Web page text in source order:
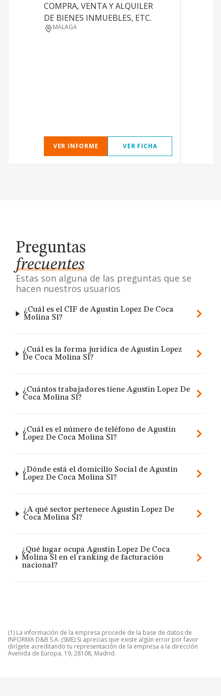
COMPRA, VENTA Y ALQUILER
DE BIENES INMUEBLES, ETC.
MALAGA
VER INFORME VER FICHA
Preguntas
frecuentes
Estas son alguna de las preguntas que se
hacen nuestros usuarios
¿Cuál es el CIF de Agustin Lopez De Coca
Molina Sl?
¿Cuál es la forma jurídica de Agustin Lopez
De Coca Molina Sl?
¿Cuántos trabajadores tiene Agustin Lopez De
Coca Molina Sl?
¿Cuál es el número de teléfono de Agustin
Lopez De Coca Molina Sl?
¿Dónde está el domicilio Social de Agustin
Lopez De Coca Molina Sl?
¿A qué sector pertenece Agustin Lopez De
Coca Molina Sl?
¿Qué lugar ocupa Agustin Lopez De Coca
Molina Sl en el ranking de facturación
nacional?
(1) La información de la empresa procede de la base de datos de
INFORMA D&B S.A. (SME) Si aprecias que existe algún error por favor
dirígete acreditando tu representación de la empresa a la dirección
Avenida de Europa, 19, 28108, Madrid.